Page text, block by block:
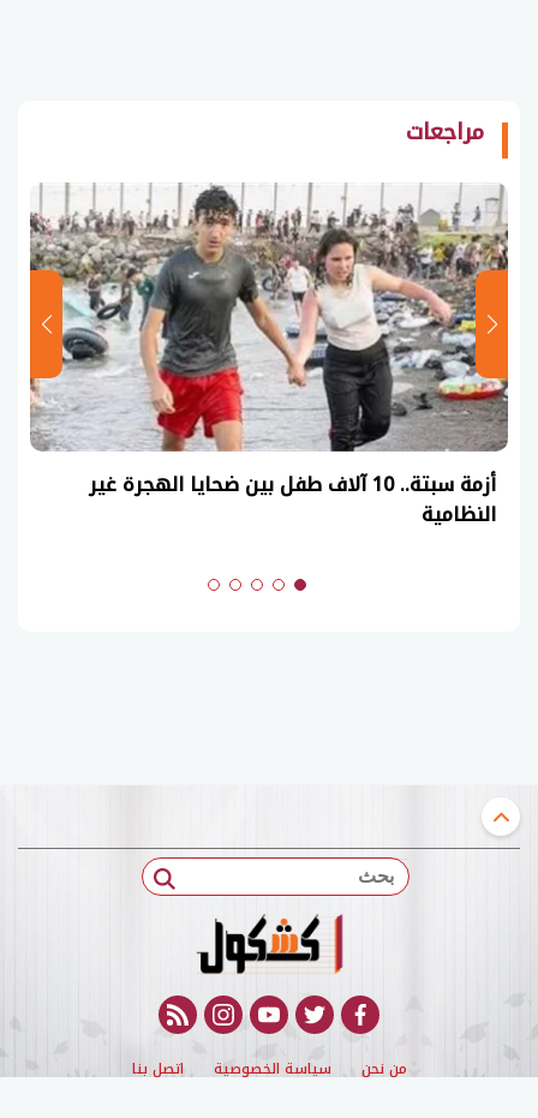
مراجعات
عاجل| نموذج حل امتحان أحياء ثانوية عامة 2026
(السنوات الماضية)
بحث
facebook
twitter
youtube
instagram
rss feed
من نحن سياسة الخصوصية اتصل بنا